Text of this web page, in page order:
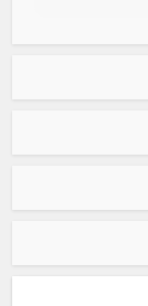
Vučić: Ljudi